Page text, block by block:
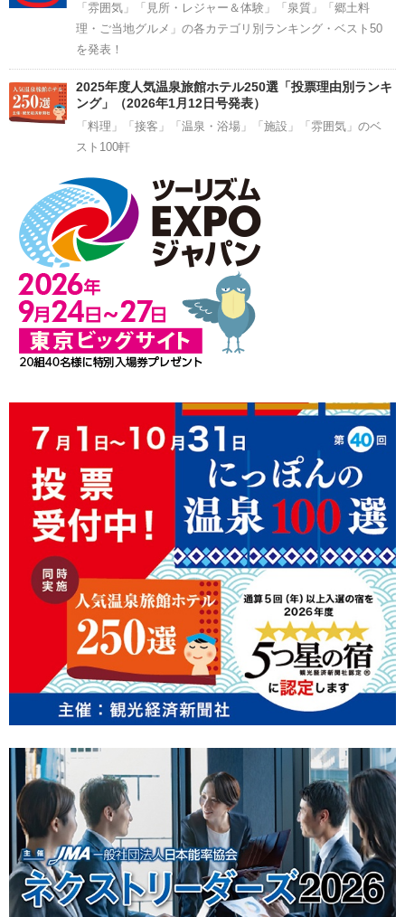
「雰囲気」「見所・レジャー＆体験」「泉質」「郷土料
理・ご当地グルメ」の各カテゴリ別ランキング・ベスト50
を発表！
2025年度人気温泉旅館ホテル250選「投票理由別ランキ
ング」（2026年1月12日号発表）
「料理」「接客」「温泉・浴場」「施設」「雰囲気」のベ
スト100軒